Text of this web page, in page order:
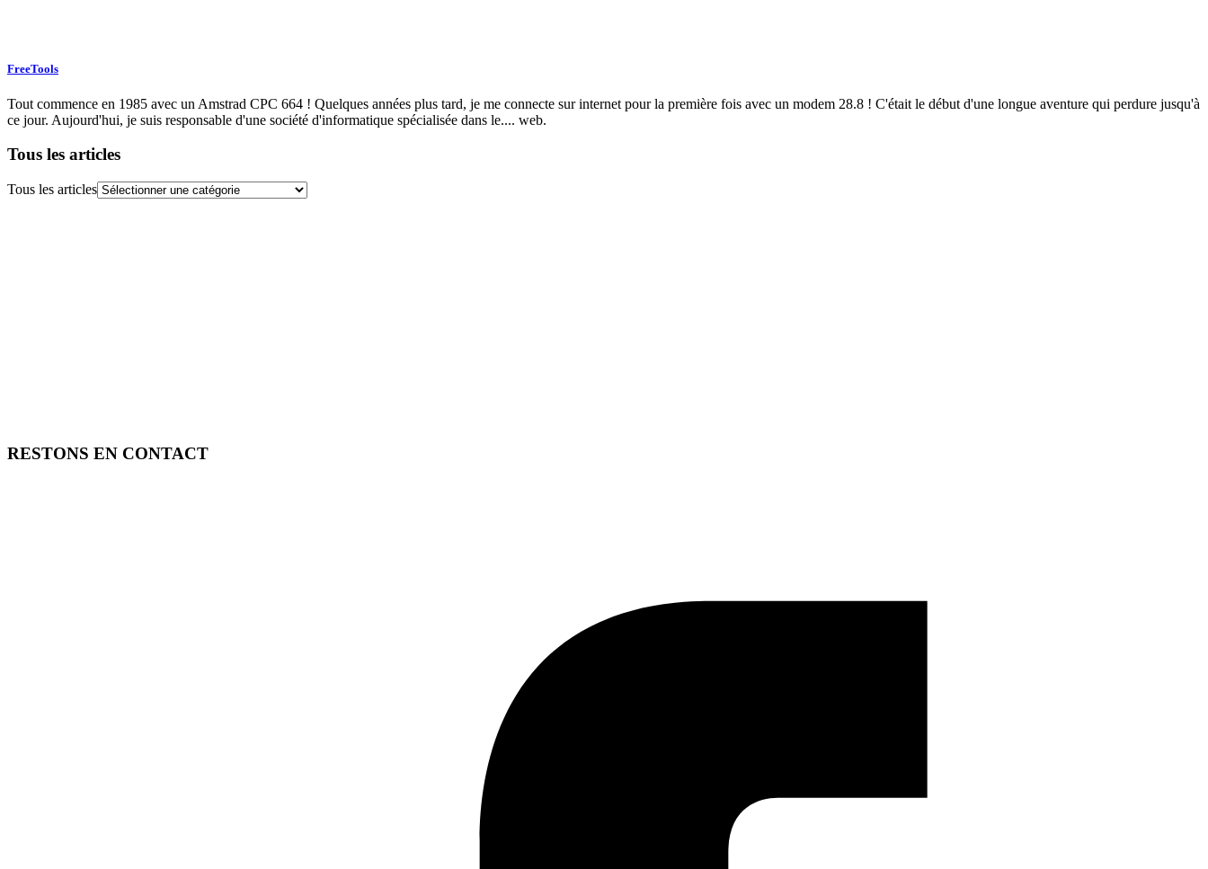
FreeTools
Tout commence en 1985 avec un Amstrad CPC 664 ! Quelques années plus tard, je me connecte sur internet pour la première fois avec un modem 28.8 ! C'était le début d'une longue aventure qui perdure jusqu'à
ce jour. Aujourd'hui, je suis responsable d'une société d'informatique spécialisée dans le.... web.
Tous les articles
Tous les articles
RESTONS EN CONTACT